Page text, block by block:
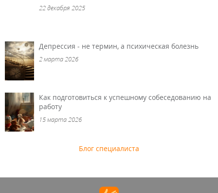
22 декабря 2025
Депрессия - не термин, а психическая болезнь
2 марта 2026
Как подготовиться к успешному собеседованию на
работу
15 марта 2026
Блог специалиста